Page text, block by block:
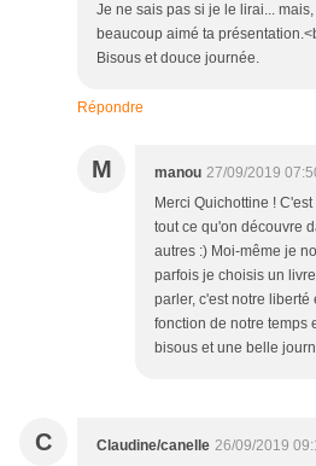
Je ne sais pas si je le lirai...
beaucoup aimé ta
Bisous et douce journée.
Répondre
M manou 27/09/2019
Merci Quichottine !
tout ce qu'on découvre
autres :) Moi-même je
parfois je choisis un
parler, c'est notre
fonction de notre temps
bisous et une belle
C Claudine/canelle 26/09/2019